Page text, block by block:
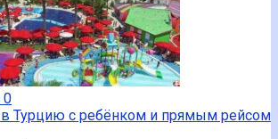
0
в Турцию с ребёнком и прямым рейсом